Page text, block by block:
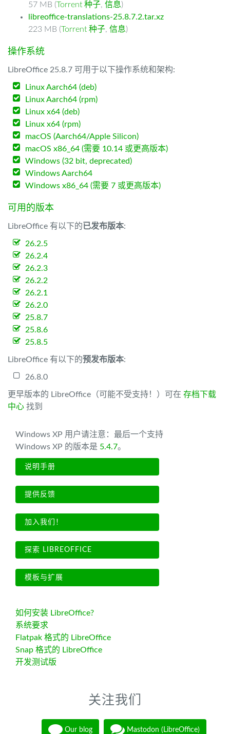
57 MB (Torrent 种子, 信息)
libreoffice-translations-25.8.7.2.tar.xz
223 MB (Torrent 种子, 信息)
操作系统
LibreOffice 25.8.7 可用于以下操作系统和架构:
Linux Aarch64 (deb)
Linux Aarch64 (rpm)
Linux x64 (deb)
Linux x64 (rpm)
macOS (Aarch64/Apple Silicon)
macOS x86_64 (需要 10.14 或更高版本)
Windows (32 bit, deprecated)
Windows Aarch64
Windows x86_64 (需要 7 或更高版本)
可用的版本
LibreOffice 有以下的已发布版本:
26.2.5
26.2.4
26.2.3
26.2.2
26.2.1
26.2.0
25.8.7
25.8.6
25.8.5
LibreOffice 有以下的预发布版本:
26.8.0
更早版本的 LibreOffice（可能不受支持！）可在 存档下载
中心 找到
Windows XP 用户请注意：最后一个支持
Windows XP 的版本是 5.4.7。
说明手册
提供反馈
加入我们！
探索 LIBREOFFICE
模板与扩展
如何安装 LibreOffice?
系统要求
Flatpak 格式的 LibreOffice
Snap 格式的 LibreOffice
开发测试版
关注我们
Our blog Mastodon (LibreOffice)